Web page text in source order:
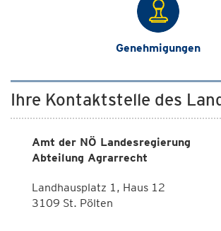
Genehmigungen
Ihre Kontaktstelle des
Amt der NÖ Landesregierung
Abteilung Agrarrecht
Landhausplatz 1, Haus 12
3109 St. Pölten